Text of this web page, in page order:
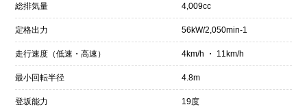
総排気量 4,009cc
定格出力 56kW/2,050min-1
走行速度（低速・高速） 4km/h ・ 11km/h
最小回転半径 4.8m
登坂能力 19度